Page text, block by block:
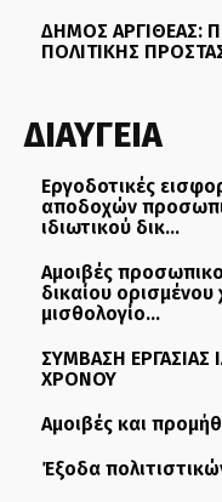
ΔΗΜΟΣ ΑΡΓΙΘΕΑΣ:
ΠΟΛΙΤΙΚΗΣ
ΔΙΑΥΓΕΙΑ
Εργοδοτικές
αποδοχών
ιδιωτικού δικ...
Αμοιβές
δικαίου
μισθολογίο...
ΣΥΜΒΑΣΗ ΕΡΓΑΣΙΑΣ
ΧΡΟΝΟΥ
Αμοιβές και
Έξοδα